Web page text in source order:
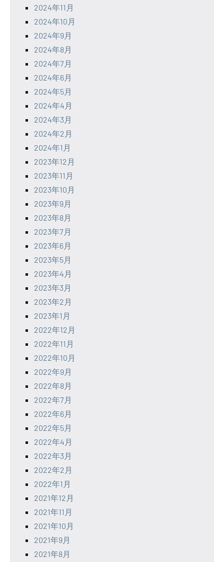
2024年11月
2024年10月
2024年9月
2024年8月
2024年7月
2024年6月
2024年5月
2024年4月
2024年3月
2024年2月
2024年1月
2023年12月
2023年11月
2023年10月
2023年9月
2023年8月
2023年7月
2023年6月
2023年5月
2023年4月
2023年3月
2023年2月
2023年1月
2022年12月
2022年11月
2022年10月
2022年9月
2022年8月
2022年7月
2022年6月
2022年5月
2022年4月
2022年3月
2022年2月
2022年1月
2021年12月
2021年11月
2021年10月
2021年9月
2021年8月